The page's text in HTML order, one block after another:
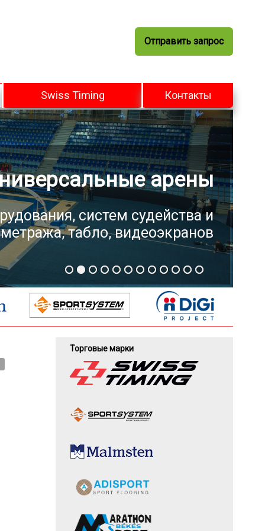
Отправить запрос
Swiss Timing Контакты
арены
систем судейства и
табло, видеоэкранов
Торговые марки